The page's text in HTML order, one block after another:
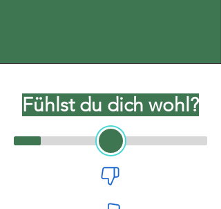
Fühlst du dich wohl?